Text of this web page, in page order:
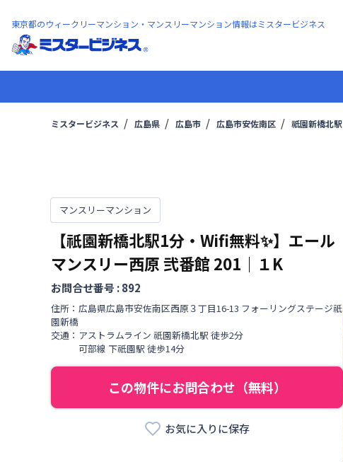
東京都のウィークリーマンション・マンスリーマンション情報はミスタービジネス
ミスタービジネス 広島県 広島市 広島市安佐南区 祇園新橋北駅
マンスリーマンション
【祇園新橋北駅1分・Wifi無料✨】エール
マンスリー西原 弐番館 201 ｜ １K
お問合せ番号 :892
住所： 広島県広島市安佐南区西原３丁目16-13 フォーリングステージ祇
園新橋
交通： アストラムライン 祇園新橋北駅 徒歩2分
可部線 下祇園駅 徒歩14分
この物件にお問合わせ（無料）
お気に入りに保存